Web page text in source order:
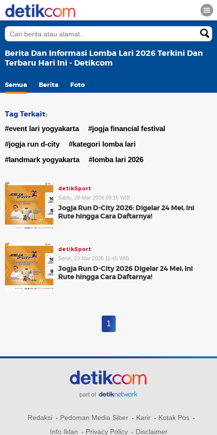
Berita Dan Informasi Lomba Lari 2026 Terkini Dan
Terbaru Hari Ini - Detikcom
Semua Berita Foto
Tag Terkait:
#event lari yogyakarta
#jogja financial festival
#jogja run d-city
#kategori lomba lari
#landmark yogyakarta
#lomba lari 2026
detikSport
Sabtu, 28 Mar 2026 09:15 WIB
Jogja Run D-City 2026: Digelar 24 Mei, Ini
Rute hingga Cara Daftarnya!
detikSport
Senin, 23 Mar 2026 11:45 WIB
Jogja Run D-City 2026 Digelar 24 Mei, Ini
Rute hingga Cara Daftarnya!
1
part of
Redaksi Pedoman Media Siber Karir
Kotak Pos
Info Iklan
Privacy Policy Disclaimer